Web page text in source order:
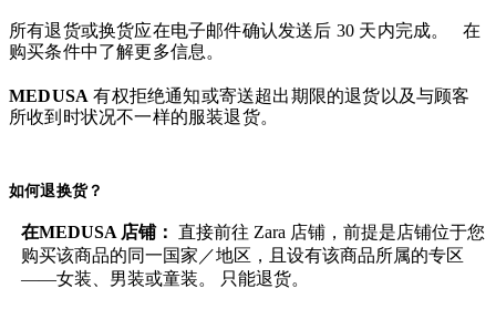
所有退货或换货应在电子邮件确认发送后 30 天内完成。 在
购买条件中了解更多信息。
MEDUSA有权拒绝通知或寄送超出期限的退货以及与顾客
所收到时状况不一样的服装退货。
如何退换货？
在MEDUSA 店铺： 直接前往 Zara 店铺，前提是店铺位于您
购买该商品的同一国家／地区，且设有该商品所属的专区
——女装、男装或童装。 只能退货。